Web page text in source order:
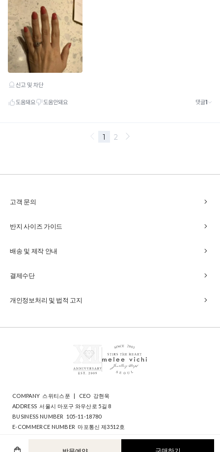
고객 문의 chevron_right
반지 사이즈 가이드 chevron_right
배송 및 제작 안내 chevron_right
결제수단 chevron_right
개인정보처리 및 법적 고지 chevron_right
COMPANY 스위티스푼 CEO 강현욱
ADDRESS 서울시 마포구 와우산로 5길 8
BUSINESS NUMBER
105-11-18780
E-COMMERCE NUMBER 마포통신 제3512호
COPYRIGHT 2026 SWEETYSPOON ALL RIGHTS RESERVED